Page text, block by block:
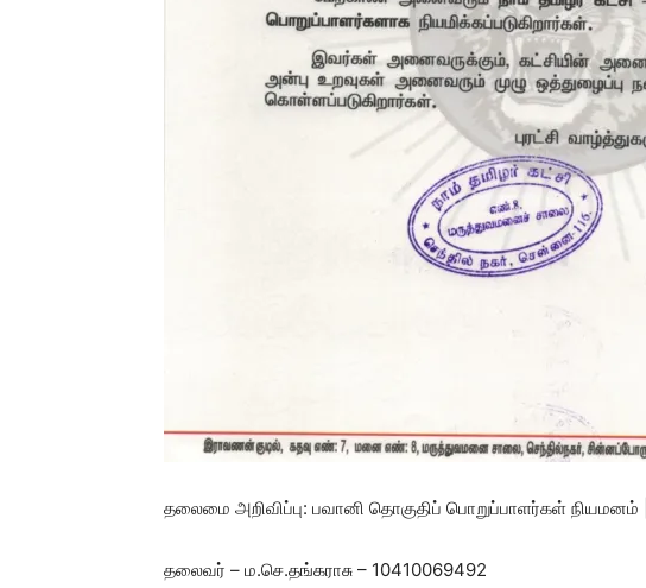
தலைமை அறிவிப்பு: பவானி தொகுதிப் பொறுப்பாளர்கள்
தலைவர் – ம.செ.தங்கராசு – 10410069492